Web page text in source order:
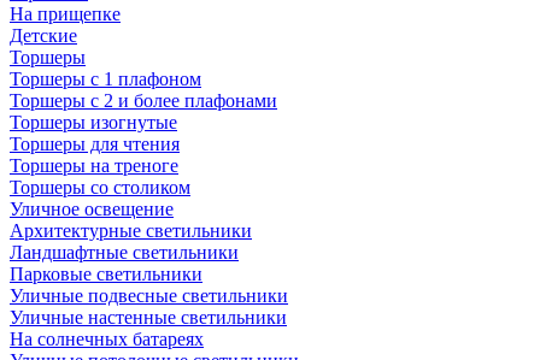
На прищепке
Детские
Торшеры
Торшеры с 1 плафоном
Торшеры с 2 и более плафонами
Торшеры изогнутые
Торшеры для чтения
Торшеры на треноге
Торшеры со столиком
Уличное освещение
Архитектурные светильники
Ландшафтные светильники
Парковые светильники
Уличные подвесные светильники
Уличные настенные светильники
На солнечных батареях